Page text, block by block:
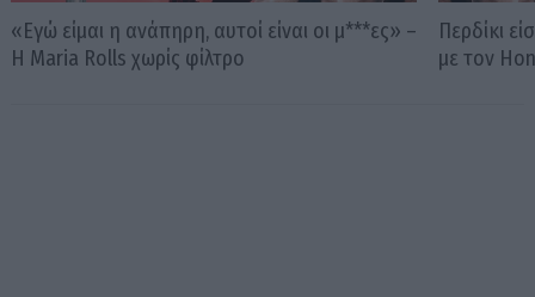
«Εγώ είμαι η ανάπηρη, αυτοί είναι οι μ***ες» –
Η Maria Rolls χωρίς φίλτρο
Περδίκι
με τον